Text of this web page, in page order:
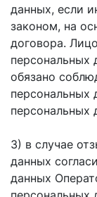
данных, если
законом, на
договора.
персональных
обязано
персональных
персональных
3) в случае
данных
данных